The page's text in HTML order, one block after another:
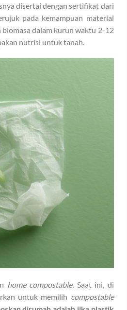
disertai dengan sertifikat dari
pada kemampuan material
dalam kurun waktu 2-12
nutrisi untuk tanah.
home compostable. Saat ini, di
untuk memilih compostable